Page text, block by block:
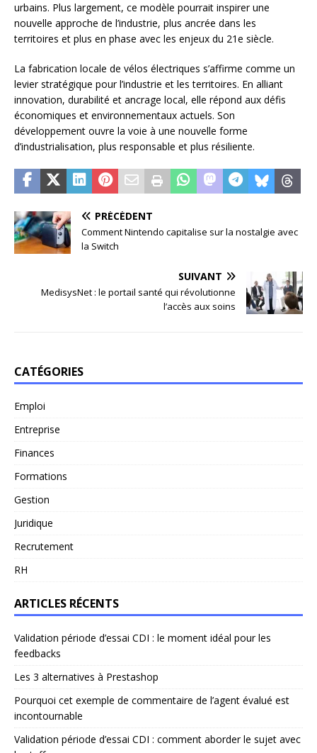
urbains. Plus largement, ce modèle pourrait inspirer une
nouvelle approche de l’industrie, plus ancrée dans les
territoires et plus en phase avec les enjeux du 21e siècle.
La fabrication locale de vélos électriques s’affirme comme un
levier stratégique pour l’industrie et les territoires. En alliant
innovation, durabilité et ancrage local, elle répond aux défis
économiques et environnementaux actuels. Son
développement ouvre la voie à une nouvelle forme
d’industrialisation, plus responsable et plus résiliente.
PRÉCÉDENT
Comment Nintendo capitalise sur la nostalgie avec
la Switch
SUIVANT
MedisysNet : le portail santé qui révolutionne
l’accès aux soins
CATÉGORIES
Emploi
Entreprise
Finances
Formations
Gestion
Juridique
Recrutement
RH
ARTICLES RÉCENTS
Validation période d’essai CDI : le moment idéal pour les
feedbacks
Les 3 alternatives à Prestashop
Pourquoi cet exemple de commentaire de l’agent évalué est
incontournable
Validation période d’essai CDI : comment aborder le sujet avec